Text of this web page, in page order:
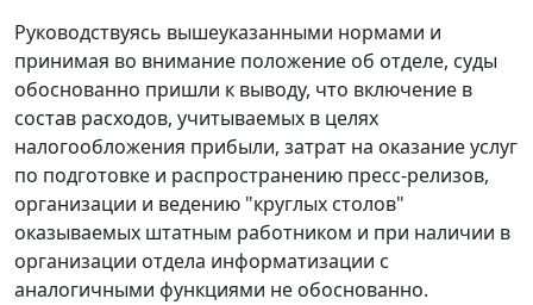
Руководствуясь вышеуказанными нормами и
принимая во внимание положение об отделе, суды
обоснованно пришли к выводу, что включение в
состав расходов, учитываемых в целях
налогообложения прибыли, затрат на оказание услуг
по подготовке и распространению пресс-релизов,
организации и ведению "круглых столов"
оказываемых штатным работником и при наличии в
организации отдела информатизации с
аналогичными функциями не обоснованно.